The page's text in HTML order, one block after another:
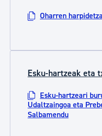
Oharren
Esku-hartzeak eta
Esku-hartzeari
Udaltzaingoa eta
Salbamendu